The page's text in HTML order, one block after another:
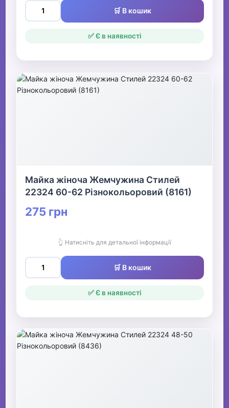
🛒 В кошик
✅ Є в наявності
Майка жіноча Жемчужина Стилей
22324 60-62 Різнокольоровий (8161)
275 грн
👆 Натисніть для детальної інформації
🛒 В кошик
✅ Є в наявності